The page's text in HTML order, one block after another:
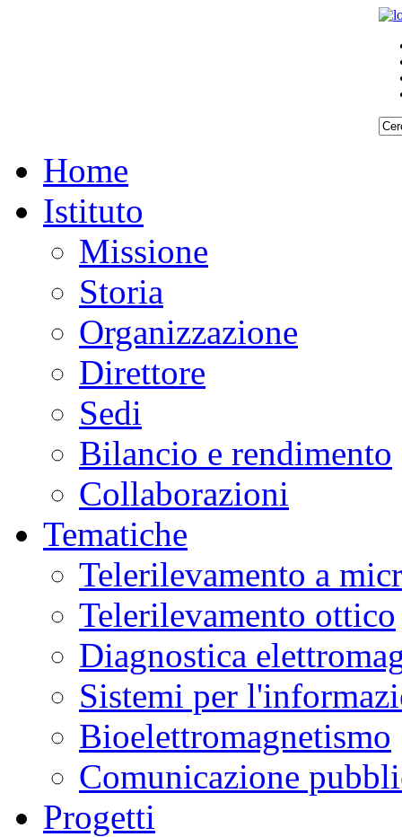
Home
Istituto
Missione
Storia
Organizzazione
Direttore
Sedi
Bilancio e rendimento
Collaborazioni
Tematiche
Telerilevamento a
Telerilevamento ottico
Diagnostica
Sistemi per
Bioelettromagnetismo
Comunicazione
Progetti